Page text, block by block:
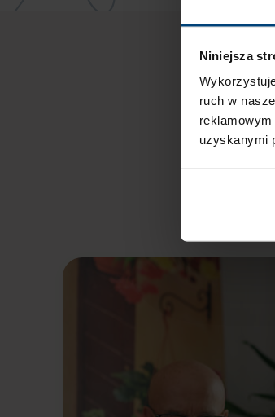
Niniejsza
ruch w
uzyskanymi